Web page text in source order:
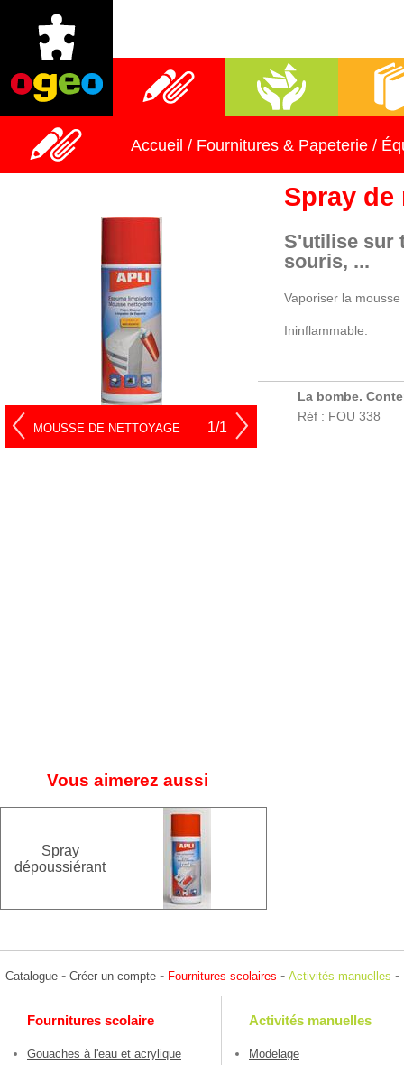
Fournitures scolaires Activités manuelles
Accueil / Fournitures & Papeterie /
Spray de
MOUSSE DE NETTOYAGE 1/1
S'utilise sur
souris, ...
Vaporiser la
Ininflammable.
La bombe.
Réf : FOU 338
Vous aimerez aussi
Spray
dépoussiérant
Catalogue - Créer un compte - Fournitures scolaires - Activités manuelles -
Fournitures scolaire
Gouaches à l'eau et acrylique
Activités manuelles
Modelage